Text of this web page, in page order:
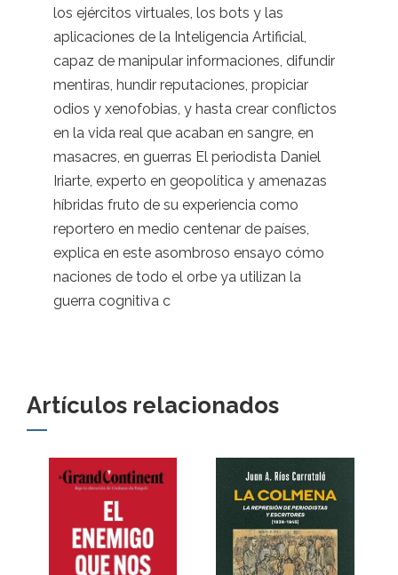
los ejércitos virtuales, los bots y las
aplicaciones de la Inteligencia Artificial,
capaz de manipular informaciones, difundir
mentiras, hundir reputaciones, propiciar
odios y xenofobias, y hasta crear conflictos
en la vida real que acaban en sangre, en
masacres, en guerras El periodista Daniel
Iriarte, experto en geopolítica y amenazas
híbridas fruto de su experiencia como
reportero en medio centenar de países,
explica en este asombroso ensayo cómo
naciones de todo el orbe ya utilizan la
guerra cognitiva c
Artículos relacionados